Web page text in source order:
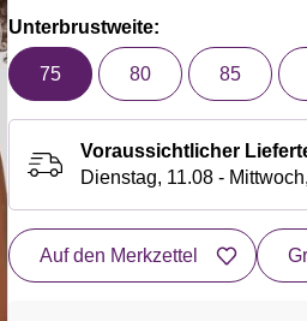
Unterbrustweite:
75 80 85
Voraussichtlicher
Dienstag, 11.08 -
Auf den Merkzettel